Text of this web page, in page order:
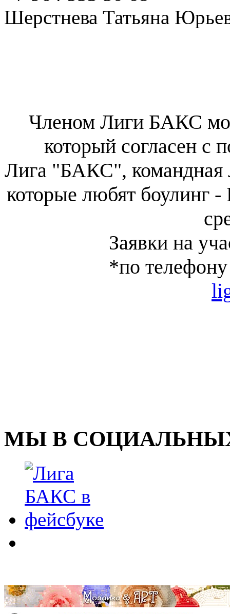
Шерстнева Татьяна
Членом Лиги БАКС
который согласен с
Лига "БАКС", командная
которые любят
Заявки на
*по
МЫ В